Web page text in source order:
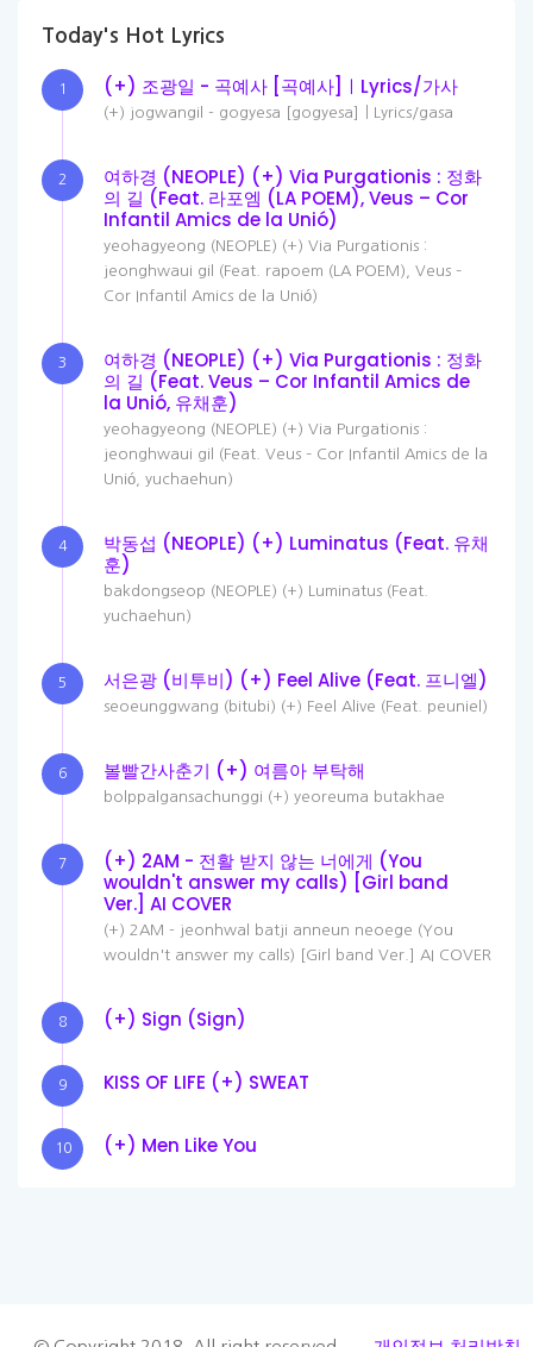
Today's Hot Lyrics
1 (+) 조광일 - 곡예사 [곡예사]ㅣLyrics/가사
(+) jogwangil - gogyesa [gogyesa]ㅣLyrics/gasa
2
여하경 (NEOPLE) (+) Via Purgationis : 정화
의 길 (Feat. 라포엠 (LA POEM), Veus – Cor
Infantil Amics de la Unió)
yeohagyeong (NEOPLE) (+) Via Purgationis :
jeonghwaui gil (Feat. rapoem (LA POEM), Veus –
Cor Infantil Amics de la Unió)
3
여하경 (NEOPLE) (+) Via Purgationis : 정화
의 길 (Feat. Veus – Cor Infantil Amics de
la Unió, 유채훈)
yeohagyeong (NEOPLE) (+) Via Purgationis :
jeonghwaui gil (Feat. Veus – Cor Infantil Amics de la
Unió, yuchaehun)
4
박동섭 (NEOPLE) (+) Luminatus (Feat. 유채
훈)
bakdongseop (NEOPLE) (+) Luminatus (Feat.
yuchaehun)
5 서은광 (비투비) (+) Feel Alive (Feat. 프니엘)
seoeunggwang (bitubi) (+) Feel Alive (Feat. peuniel)
6 볼빨간사춘기 (+) 여름아 부탁해
bolppalgansachunggi (+) yeoreuma butakhae
7
(+) 2AM - 전활 받지 않는 너에게 (You
wouldn't answer my calls) [Girl band
Ver.] AI COVER
(+) 2AM - jeonhwal batji anneun neoege (You
wouldn't answer my calls) [Girl band Ver.] AI COVER
8 (+) Sign (Sign)
9 KISS OF LIFE (+) SWEAT
10 (+) Men Like You